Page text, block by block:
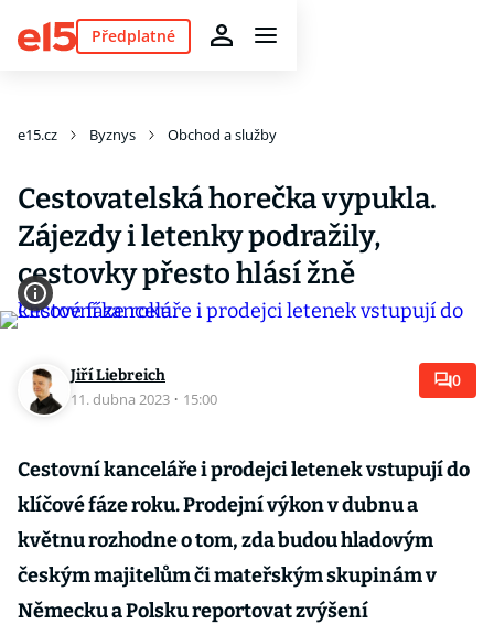
Předplatné
e15.cz Byznys Obchod a služby
Cestovatelská horečka vypukla.
Zájezdy i letenky podražily,
cestovky přesto hlásí žně
Jiří Liebreich
11. dubna 2023 · 15:00
0
Cestovní kanceláře i prodejci letenek vstupují do
klíčové fáze roku. Prodejní výkon v dubnu a
květnu rozhodne o tom, zda budou hladovým
českým majitelům či mateřským skupinám v
Německu a Polsku reportovat zvýšení